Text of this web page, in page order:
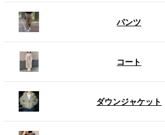
パンツ
コート
ダウンジャケット